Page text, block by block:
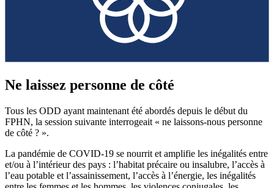
Ne laissez personne de côté
Tous les ODD ayant maintenant été abordés depuis le début du
FPHN, la session suivante interrogeait « ne laissons-nous personne
de côté ? ».
La pandémie de COVID-19 se nourrit et amplifie les inégalités entre
et/ou à l’intérieur des pays : l’habitat précaire ou insalubre, l’accès à
l’eau potable et l’assainissement, l’accès à l’énergie, les inégalités